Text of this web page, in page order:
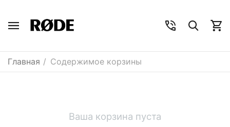
Главная / Содержимое корзины
Ваша корзина пуста